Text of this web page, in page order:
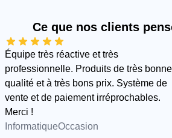
Ce que nos clients
Équipe très réactive et très
professionnelle. Produits de très bonne
qualité et à très bons prix. Système de
vente et de paiement irréprochables.
Merci !
InformatiqueOccasion